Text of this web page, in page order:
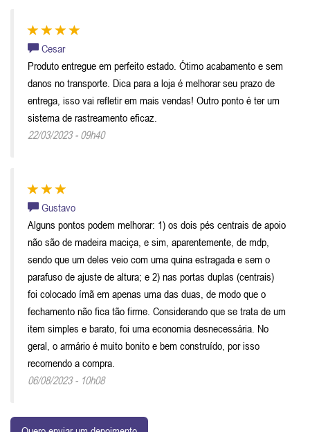
Cesar
Produto entregue em perfeito estado. Ótimo acabamento e sem
danos no transporte. Dica para a loja é melhorar seu prazo de
entrega, isso vai refletir em mais vendas! Outro ponto é ter um
sistema de rastreamento eficaz.
22/03/2023 - 09h40
Gustavo
Alguns pontos podem melhorar: 1) os dois pés centrais de apoio
não são de madeira maciça, e sim, aparentemente, de mdp,
sendo que um deles veio com uma quina estragada e sem o
parafuso de ajuste de altura; e 2) nas portas duplas (centrais)
foi colocado ímã em apenas uma das duas, de modo que o
fechamento não fica tão firme. Considerando que se trata de um
item simples e barato, foi uma economia desnecessária. No
geral, o armário é muito bonito e bem construído, por isso
recomendo a compra.
06/08/2023 - 10h08